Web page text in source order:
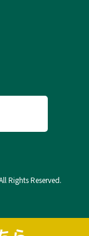
Rights Reserved.